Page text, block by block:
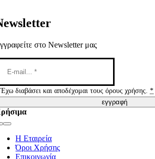
στο Newsletter μας
Έχω διαβάσει και αποδέχομαι τους όρους χρήσης.*
εγγραφή
Η Εταιρεία
Όροι Χρήσης
Επικοινωνία